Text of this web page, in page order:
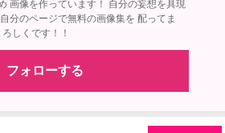
画像を作っています！ 自分の妄想を具現
分のページで無料の画像集を 配ってま
しくです！！
フォローする